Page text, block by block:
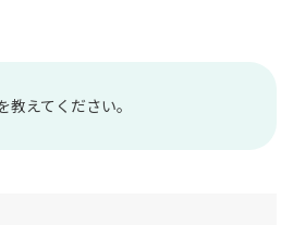
教えてください。